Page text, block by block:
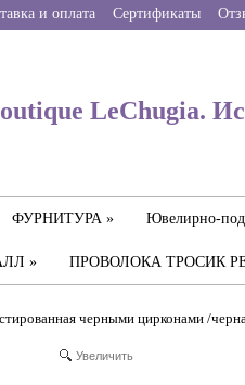
и оплата Сертификаты
LeChugia.
ФУРНИТУРА » Ювелирно-
» ПРОВОЛОКА ТРОСИК
черными цирконами /
Увеличить